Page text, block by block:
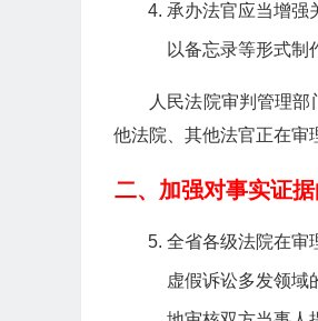
承办法官应当增强
以备忘录等形式制
人民法院审判管理
他法院、其他法官正在审
二、加强对事实证
全省各级法院在审
虚假诉讼多发领域